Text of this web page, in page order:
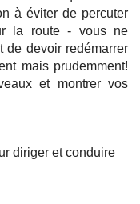
à éviter de percuter
la route - vous ne
de devoir redémarrer
mais prudemment!
et montrer vos
diriger et conduire